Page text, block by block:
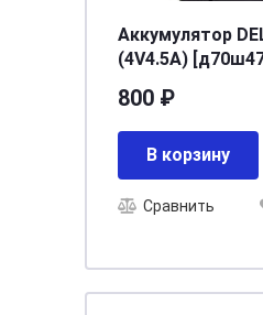
Аккумулятор
(4V4.5A)
800 ₽
В корзину
Сравнить